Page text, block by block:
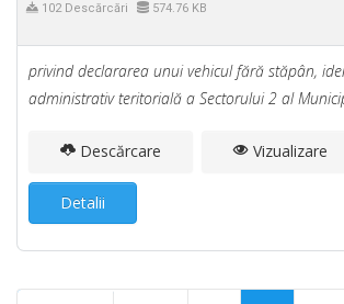
102 Descărcări 574.76 KB
privind declararea unui vehicul fără stăpân,
administrativ teritorială a Sectorului 2 al
Descărcare Vizualizare
Detalii